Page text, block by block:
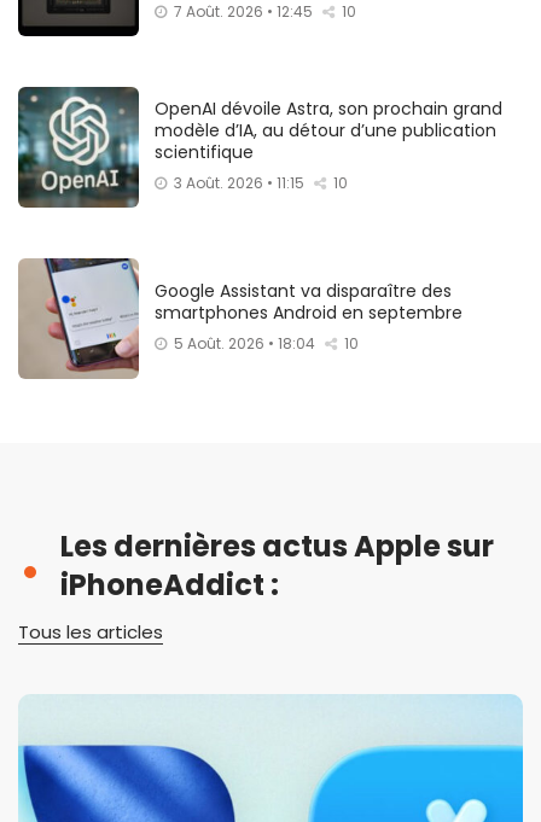
7 Août. 2026 • 12:45 10
OpenAI dévoile Astra, son prochain grand
modèle d’IA, au détour d’une publication
scientifique
3 Août. 2026 • 11:15 10
Google Assistant va disparaître des
smartphones Android en septembre
5 Août. 2026 • 18:04 10
Les dernières actus Apple sur
iPhoneAddict :
Tous les articles